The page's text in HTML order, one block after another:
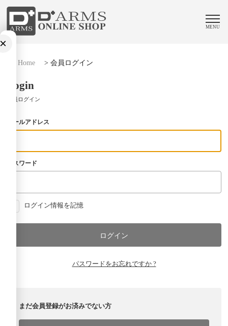
MENU
Home > 会員ログイン
Login
会員ログイン
メールアドレス
パスワード
ログイン情報を記憶
パスワードをお忘れですか ?
まだ会員登録がお済みでない方
×